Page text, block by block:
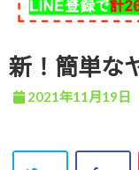
新！簡単な
2021年11月19日